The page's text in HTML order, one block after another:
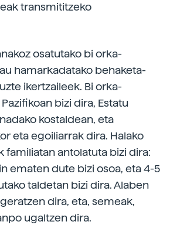
transmititzeko
osatutako bi orka-
hamarkadatako behaketa-
ikertzaileek. Bi orka-
bizi dira, Estatu
kostaldean, eta
eta egoiliarrak dira. Halako
familiatan antolatuta bizi dira:
ematen dute bizi osoa, eta 4-5
taldetan bizi dira. Alaben
dira, eta, semeak,
ugaltzen dira.